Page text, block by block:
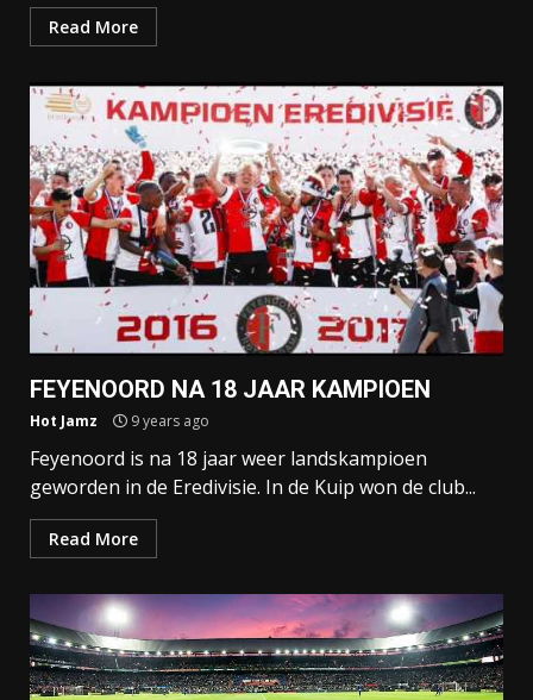
Read More
FEYENOORD NA 18 JAAR KAMPIOEN
Hot Jamz 9 years ago
Feyenoord is na 18 jaar weer landskampioen
geworden in de Eredivisie. In de Kuip won de club...
Read More